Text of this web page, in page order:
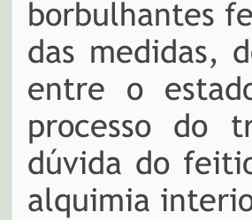
borbulhantes
das medidas,
entre o
processo do
dúvida do
alquimia